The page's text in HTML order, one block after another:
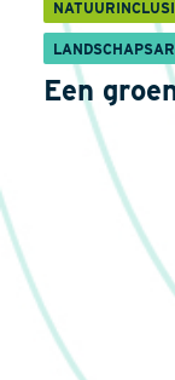
Een